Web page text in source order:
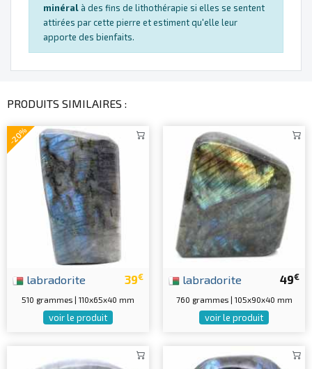
minéralà des fins de lithothérapie si elles se sentent
attirées par cette pierre et estiment qu'elle leur
apporte des bienfaits.
PRODUITS SIMILAIRES :
-20%
39€
labradorite
510 grammes | 110x65x40 mm
voir le produit
49€
labradorite
760 grammes | 105x90x40 mm
voir le produit